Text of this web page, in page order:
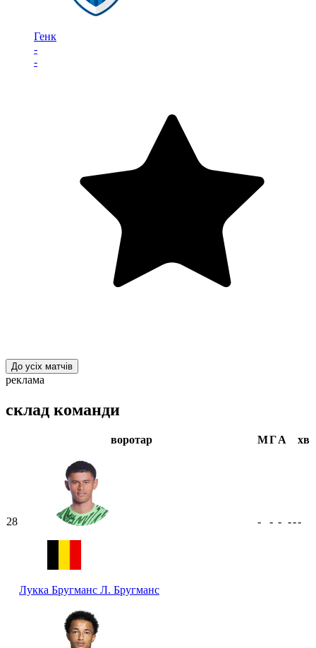
Генк
-
-
До усіх матчів
реклама
склад команди
воротар МГА хв
28
Лукка Бругманс Л. Бругманс
- - - ---